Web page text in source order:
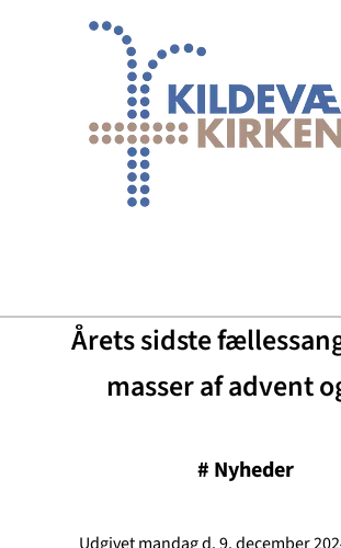
Årets sidste
masser af advent
# Nyheder